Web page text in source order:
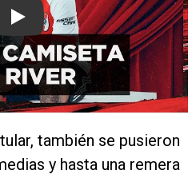
Play
también se pusieron
y hasta una remera